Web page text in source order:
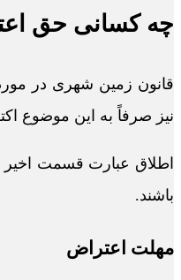
چه کسانی حق
نیز صرفاً به این موضوع
باشند.
مهلت اعتراض